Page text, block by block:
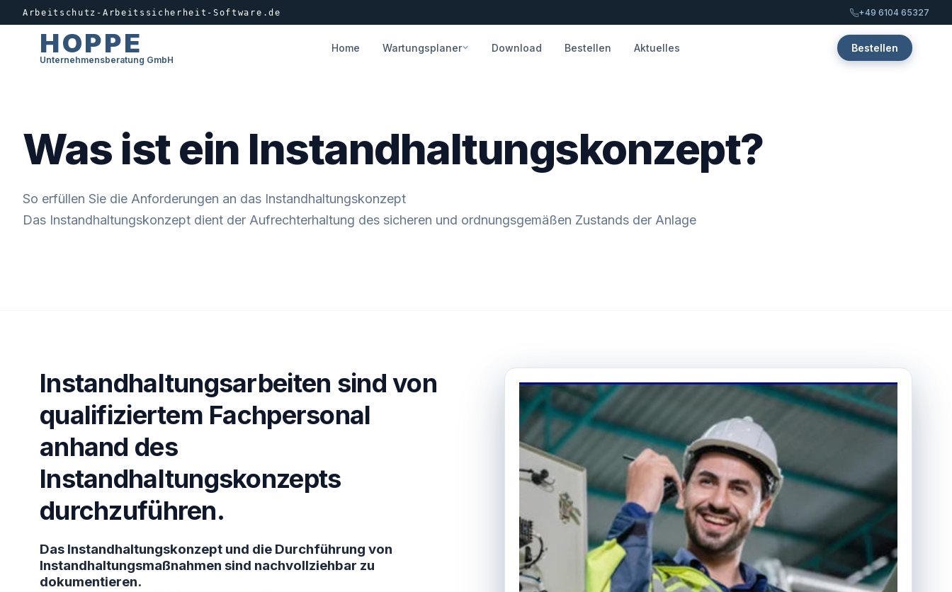
Arbeitschutz-Arbeitssicherheit-Software.de +49 6104 65327
HOPPE
Unternehmensberatung GmbH
Home Wartungsplaner Download Bestellen Aktuelles Bestellen
Was ist ein Instandhaltungskonzept?
So erfüllen Sie die Anforderungen an das Instandhaltungskonzept
Das Instandhaltungskonzept dient der Aufrechterhaltung des sicheren und ordnungsgemäßen Zustands der Anlage
Instandhaltungsarbeiten sind von
qualifiziertem Fachpersonal
anhand des
Instandhaltungskonzepts
durchzuführen.
Das Instandhaltungskonzept und die Durchführung von
Instandhaltungsmaßnahmen sind nachvollziehbar zu
dokumentieren.